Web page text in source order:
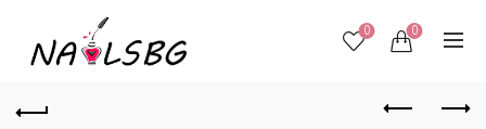
0 0